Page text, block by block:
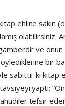
ehline sakın
olabilirsiniz.
ve
bir
sabittir ki kitap
yaptı:
tefsir